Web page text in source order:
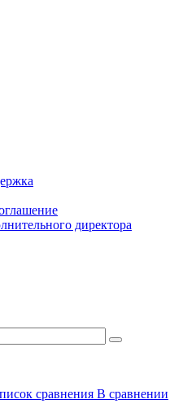
директора
сравнения В сравнении